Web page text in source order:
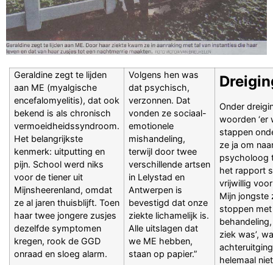
Geraldine zegt te lijden
aan ME (myalgische
encefalomyelitis), dat ook
bekend is als chronisch
vermoeidheidssyndroom.
Het belangrijkste
kenmerk: uitputting en
pijn. School werd niks
voor de tiener uit
Mijnsheerenland, omdat
ze al jaren thuisblijft. Toen
haar twee jongere zusjes
dezelfde symptomen
kregen, rook de GGD
onraad en sloeg alarm.
Volgens hen was
dat psychisch,
verzonnen. Dat
vonden ze sociaal-
emotionele
mishandeling,
terwijl door twee
verschillende artsen
in Lelystad en
Antwerpen is
bevestigd dat onze
ziekte lichamelijk is.
Alle uitslagen dat
we ME hebben,
staan op papier.”
Onder
woorden ‘er
stappen
ze ja om
psycholoog
het rapport
vrijwillig
Mijn jongste
stoppen
ziek was’,
helemaal